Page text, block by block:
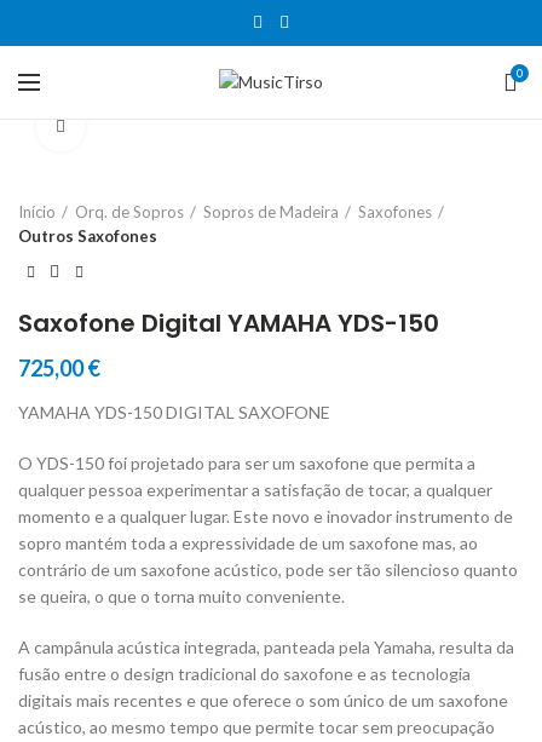
0
Início Orq. de Sopros Sopros de Madeira
Saxofones
Outros Saxofones
Saxofone Digital YAMAHA YDS-150
725,00€
YAMAHA YDS-150 DIGITAL SAXOFONE
O YDS-150 foi projetado para ser um saxofone que permita a
qualquer pessoa experimentar a satisfação de tocar, a qualquer
momento e a qualquer lugar. Este novo e inovador instrumento de
sopro mantém toda a expressividade de um saxofone mas, ao
contrário de um saxofone acústico, pode ser tão silencioso quanto
se queira, o que o torna muito conveniente.
A campânula acústica integrada, panteada pela Yamaha, resulta da
fusão entre o design tradicional do saxofone e as tecnologia
digitais mais recentes e que oferece o som único de um saxofone
acústico, ao mesmo tempo que permite tocar sem preocupação